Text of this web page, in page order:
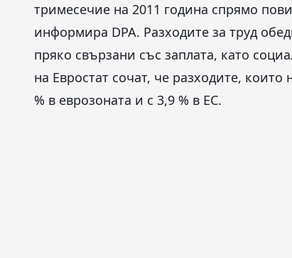
тримесечие на 2011 година спрямо
информира DPA. Разходите за труд
пряко свързани със заплата, като
на Евростат сочат, че разходите,
% в еврозоната и с 3,9 % в ЕС.